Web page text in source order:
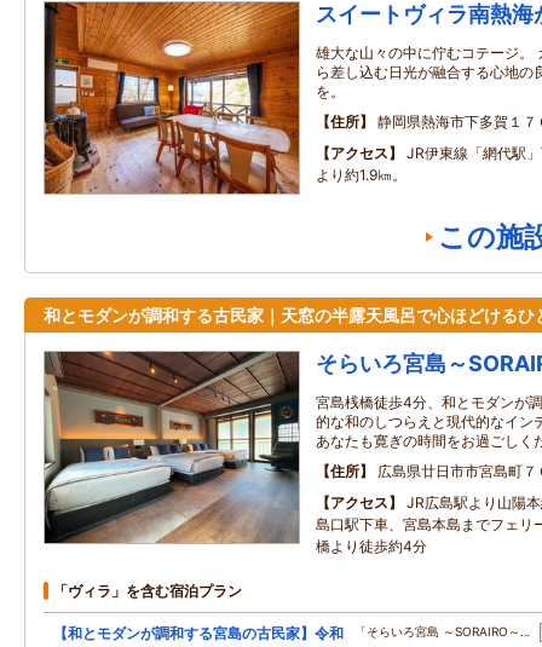
スイートヴィラ南熱海
雄大な山々の中に佇むコテージ。
ら差し込む日光が融合する心地の
を。
住所
静岡県熱海市下多賀１７
アクセス
JR伊東線「網代駅
より約1.9㎞。
この施
和とモダンが調和する古民家｜天窓の半露天風呂で心ほどけるひ
そらいろ宮島～
宮島桟橋徒歩4分、和とモダンが
的な和のしつらえと現代的なイン
あなたも寛ぎの時間をお過ごしく
住所
広島県廿日市市宮島町７
アクセス
JR広島駅より山陽
島口駅下車、宮島本島までフェリ
橋より徒歩約4分
「ヴィラ」を含む宿泊プラン
【和とモダンが調和する宮島の古民家】令和
「そらいろ宮島 ～SORAIRO～…